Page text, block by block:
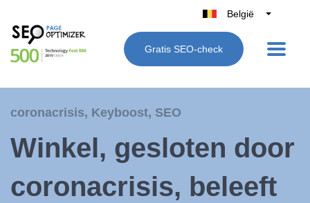
België
Belgique
Nederland
España
Gratis SEO-check
coronacrisis, Keyboost, SEO
Winkel, gesloten door
coronacrisis, beleeft